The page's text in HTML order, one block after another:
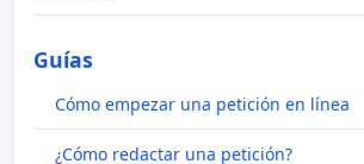
Guías
Cómo empezar una petición en línea
¿Cómo redactar una petición?